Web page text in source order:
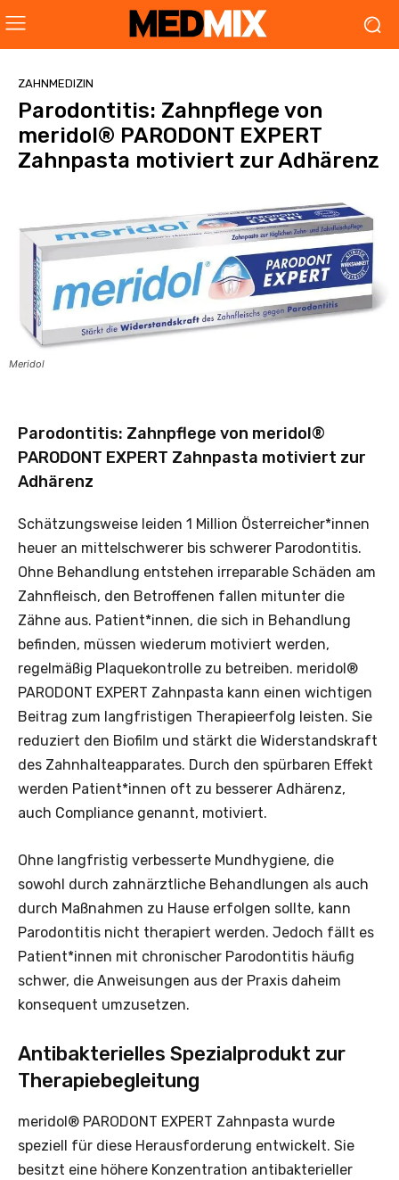
ZAHNMEDIZIN
Parodontitis: Zahnpflege von
meridol® PARODONT EXPERT
Zahnpasta motiviert zur Adhärenz
Meridol
Parodontitis: Zahnpflege von meridol®
PARODONT EXPERT Zahnpasta motiviert zur
Adhärenz
Schätzungsweise leiden 1 Million Österreicher*innen
heuer an mittelschwerer bis schwerer Parodontitis.
Ohne Behandlung entstehen irreparable Schäden am
Zahnfleisch, den Betroffenen fallen mitunter die
Zähne aus. Patient*innen, die sich in Behandlung
befinden, müssen wiederum motiviert werden,
regelmäßig Plaquekontrolle zu betreiben. meridol®
PARODONT EXPERT Zahnpasta kann einen wichtigen
Beitrag zum langfristigen Therapieerfolg leisten. Sie
reduziert den Biofilm und stärkt die Widerstandskraft
des Zahnhalteapparates. Durch den spürbaren Effekt
werden Patient*innen oft zu besserer Adhärenz,
auch Compliance genannt, motiviert.
Ohne langfristig verbesserte Mundhygiene, die
sowohl durch zahnärztliche Behandlungen als auch
durch Maßnahmen zu Hause erfolgen sollte, kann
Parodontitis nicht therapiert werden. Jedoch fällt es
Patient*innen mit chronischer Parodontitis häufig
schwer, die Anweisungen aus der Praxis daheim
konsequent umzusetzen.
Antibakterielles Spezialprodukt zur
Therapiebegleitung
meridol® PARODONT EXPERT Zahnpasta wurde
speziell für diese Herausforderung entwickelt. Sie
besitzt eine höhere Konzentration antibakterieller